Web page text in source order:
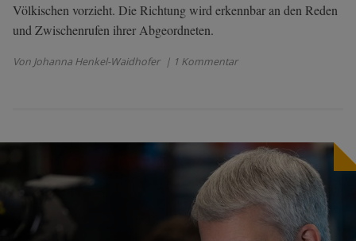
Völkischen vorzieht. Die Richtung wird erkennbar an den Reden
und Zwischenrufen ihrer Abgeordneten.
Von Johanna Henkel-Waidhofer | 1 Kommentar